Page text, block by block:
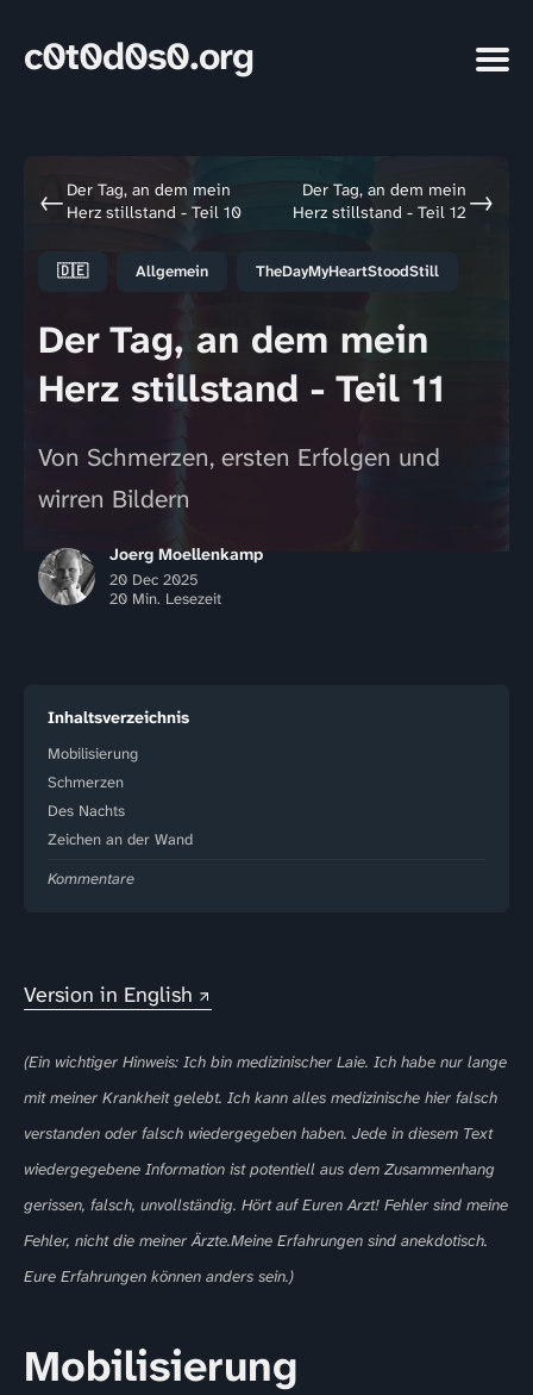
c0t0d0s0.org
← Der Tag, an dem mein
Herz stillstand - Teil 10
Der Tag, an dem mein
Herz stillstand - Teil 12→
🇩🇪 Allgemein TheDayMyHeartStoodStill
Der Tag, an dem mein
Herz stillstand - Teil 11
Von Schmerzen, ersten Erfolgen und
wirren Bildern
Joerg Moellenkamp
20 Dec 2025
20 Min. Lesezeit
Inhaltsverzeichnis
Mobilisierung
Schmerzen
Des Nachts
Zeichen an der Wand
Kommentare
Version in English
(Ein wichtiger Hinweis: Ich bin medizinischer Laie. Ich habe nur lange
mit meiner Krankheit gelebt. Ich kann alles medizinische hier falsch
verstanden oder falsch wiedergegeben haben. Jede in diesem Text
wiedergegebene Information ist potentiell aus dem Zusammenhang
gerissen, falsch, unvollständig. Hört auf Euren Arzt! Fehler sind meine
Fehler, nicht die meiner Ärzte.Meine Erfahrungen sind anekdotisch.
Eure Erfahrungen können anders sein.)
Mobilisierung